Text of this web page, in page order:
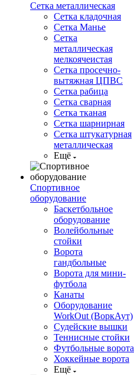
Сетка металлическая
Сетка кладочная
Сетка Манье
Сетка
металлическая
мелкоячеистая
Сетка просечно-
вытяжная ЦПВС
Сетка рабица
Сетка сварная
Сетка тканая
Сетка шарнирная
Сетка штукатурная
металлическая
Ещё
Спортивное
оборудование
Баскетбольное
оборудование
Волейбольные
стойки
Ворота
гандбольные
Ворота для мини-
футбола
Канаты
Оборудование
WorkOut (ВоркАут)
Судейские вышки
Теннисные стойки
Футбольные ворота
Хоккейные ворота
Ещё